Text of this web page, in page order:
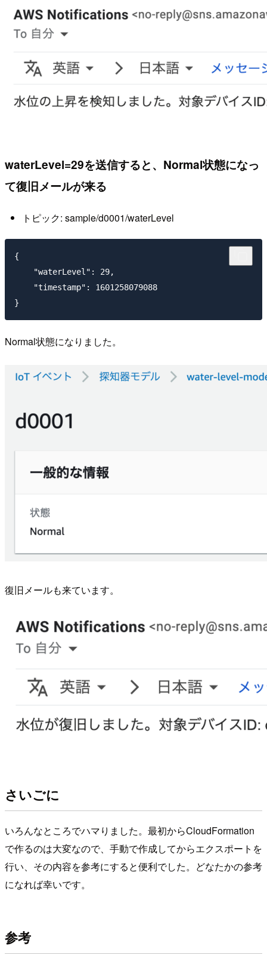
waterLevel=29を送信すると、Normal状態になっ
て復旧メールが来る
トピック: sample/d0001/waterLevel
{
    "waterLevel": 29,
    "timestamp": 1601258079088
Normal状態になりました。
復旧メールも来ています。
さいごに
いろんなところでハマりました。最初からCloudFormation
で作るのは大変なので、手動で作成してからエクスポートを
行い、その内容を参考にすると便利でした。どなたかの参考
になれば幸いです。
参考